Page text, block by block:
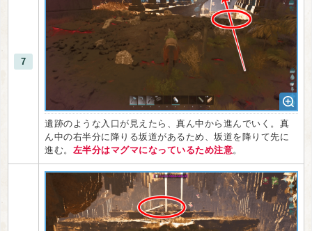
7
遺跡のような入口が見えたら、真ん中から進んでいく。真
ん中の右半分に降りる坂道があるため、坂道を降りて先に
進む。 左半分はマグマになっているため注意。